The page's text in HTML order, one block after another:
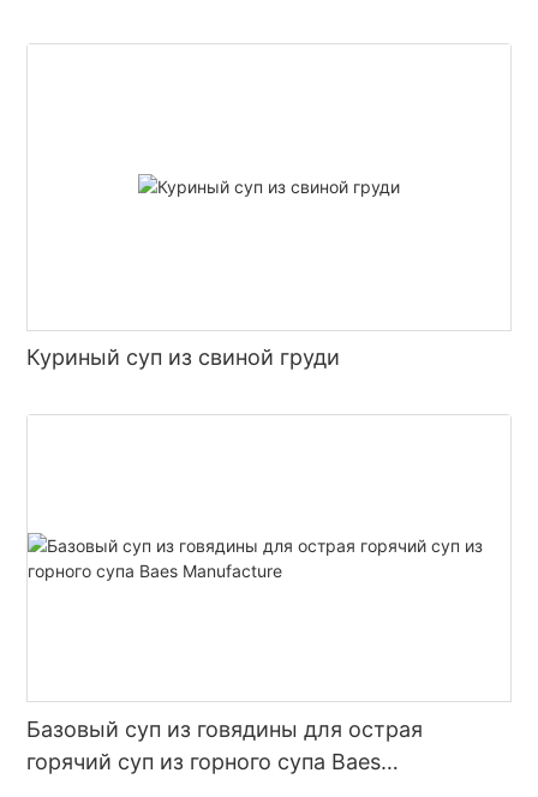
Куриный суп из свиной груди
Базовый суп из говядины для острая
горячий суп из горного супа Baes